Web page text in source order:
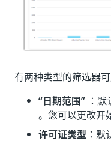
有两种类型的筛选器可
“日期范围” ：
。您可以更改开
许可证类型 ：